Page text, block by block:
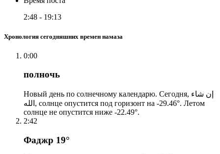
2:48 - 19:13
Хронология сегодняшних времен намаза
0:00
полночь
Новый день по солнечному календарю. Сегодня, إن شاء
الله, солнце опустится под горизонт на -29.46°. Летом
солнце не опустится ниже -22.49°.
2:42
Фаджр 19°